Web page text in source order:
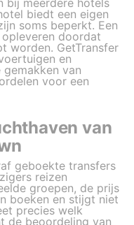
bij meerdere hotels
biedt een eigen
soms beperkt. Een
doordat
worden. GetTransfer
en
van
voor een
van
geboekte transfers
reizen
groepen, de prijs
boeken en stijgt niet
precies welk
de beoordeling van